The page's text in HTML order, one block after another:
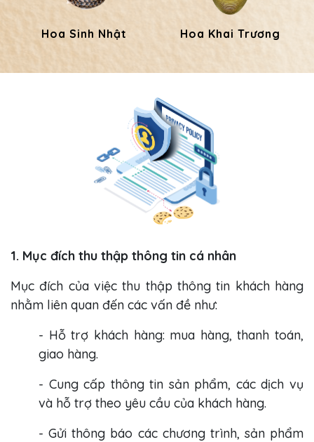
Hoa Sinh Nhật Hoa Khai Trương
1. Mục đích thu thập thông tin cá nhân
Mục đích của việc thu thập thông tin khách hàng
nhằm liên quan đến các vấn đề như:
- Hỗ trợ khách hàng: mua hàng, thanh toán,
giao hàng.
- Cung cấp thông tin sản phẩm, các dịch vụ
và hỗ trợ theo yêu cầu của khách hàng.
- Gửi thông báo các chương trình, sản phẩm